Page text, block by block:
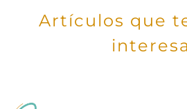
Artículos que